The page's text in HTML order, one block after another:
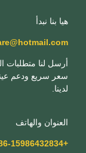
هيا بنا نبدأ
أرسل لنا متطلبات
سعر سريع ودعم
لدينا.
العنوان والهاتف
+86-15986432834